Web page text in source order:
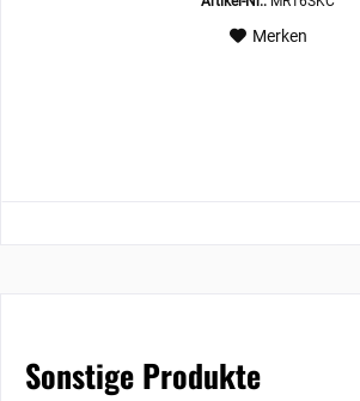
Merken
Sonstige Produkte